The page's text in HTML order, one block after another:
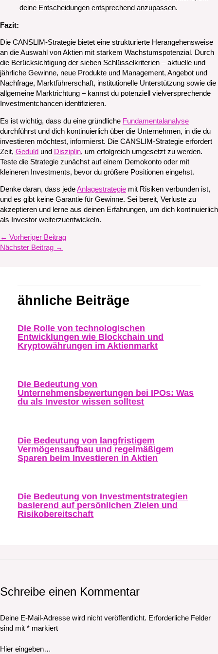
deine Entscheidungen entsprechend anzupassen.
Fazit:
Die CANSLIM-Strategie bietet eine strukturierte Herangehensweise
an die Auswahl von Aktien mit starkem Wachstumspotenzial. Durch
die Berücksichtigung der sieben Schlüsselkriterien – aktuelle und
jährliche Gewinne, neue Produkte und Management, Angebot und
Nachfrage, Marktführerschaft, institutionelle Unterstützung sowie die
allgemeine Marktrichtung – kannst du potenziell vielversprechende
Investmentchancen identifizieren.
Es ist wichtig, dass du eine gründliche Fundamentalanalyse
durchführst und dich kontinuierlich über die Unternehmen, in die du
investieren möchtest, informierst. Die CANSLIM-Strategie erfordert
Zeit, Geduld und Disziplin, um erfolgreich umgesetzt zu werden.
Teste die Strategie zunächst auf einem Demokonto oder mit
kleineren Investments, bevor du größere Positionen eingehst.
Denke daran, dass jedeAnlagestrategie mit Risiken verbunden ist,
und es gibt keine Garantie für Gewinne. Sei bereit, Verluste zu
akzeptieren und lerne aus deinen Erfahrungen, um dich kontinuierlich
als Investor weiterzuentwickeln.
← Vorheriger Beitrag
Nächster Beitrag →
ähnliche Beiträge
Die Rolle von technologischen
Entwicklungen wie Blockchain und
Kryptowährungen im Aktienmarkt
Die Bedeutung von
Unternehmensbewertungen bei IPOs: Was
du als Investor wissen solltest
Die Bedeutung von langfristigem
Vermögensaufbau und regelmäßigem
Sparen beim Investieren in Aktien
Die Bedeutung von Investmentstrategien
basierend auf persönlichen Zielen und
Risikobereitschaft
Schreibe einen Kommentar
Deine E-Mail-Adresse wird nicht veröffentlicht. Erforderliche Felder
sind mit * markiert
Hier eingeben…